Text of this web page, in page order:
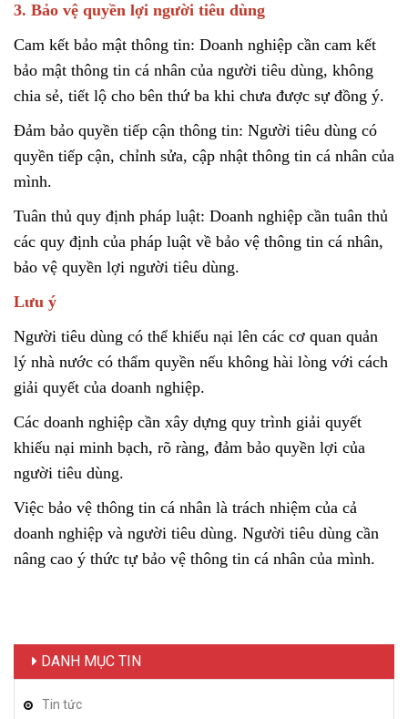
3. Bảo vệ quyền lợi người tiêu dùng
Cam kết bảo mật thông tin: Doanh nghiệp cần cam kết
bảo mật thông tin cá nhân của người tiêu dùng, không
chia sẻ, tiết lộ cho bên thứ ba khi chưa được sự đồng ý.
Đảm bảo quyền tiếp cận thông tin: Người tiêu dùng có
quyền tiếp cận, chỉnh sửa, cập nhật thông tin cá nhân của
mình.
Tuân thủ quy định pháp luật: Doanh nghiệp cần tuân thủ
các quy định của pháp luật về bảo vệ thông tin cá nhân,
bảo vệ quyền lợi người tiêu dùng.
Lưu ý
Người tiêu dùng có thể khiếu nại lên các cơ quan quản
lý nhà nước có thẩm quyền nếu không hài lòng với cách
giải quyết của doanh nghiệp.
Các doanh nghiệp cần xây dựng quy trình giải quyết
khiếu nại minh bạch, rõ ràng, đảm bảo quyền lợi của
người tiêu dùng.
Việc bảo vệ thông tin cá nhân là trách nhiệm của cả
doanh nghiệp và người tiêu dùng. Người tiêu dùng cần
nâng cao ý thức tự bảo vệ thông tin cá nhân của mình.
DANH MỤC TIN
Tin tức